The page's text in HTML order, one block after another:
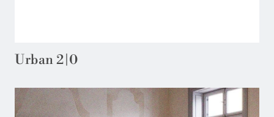
Urban 2|0